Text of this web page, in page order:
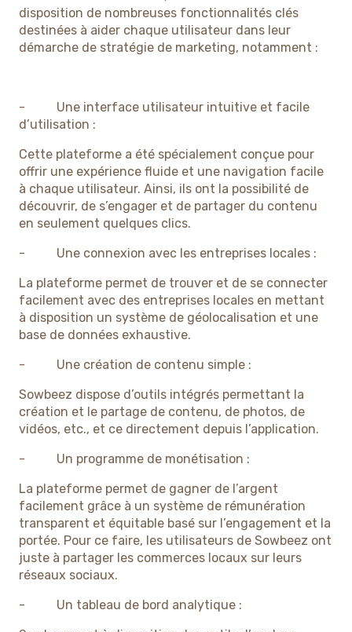
disposition de nombreuses fonctionnalités clés
destinées à aider chaque utilisateur dans leur
démarche de stratégie de marketing, notamment :
- Une interface utilisateur intuitive et facile
d’utilisation :
Cette plateforme a été spécialement conçue pour
offrir une expérience fluide et une navigation facile
à chaque utilisateur. Ainsi, ils ont la possibilité de
découvrir, de s’engager et de partager du contenu
en seulement quelques clics.
- Une connexion avec les entreprises locales :
La plateforme permet de trouver et de se connecter
facilement avec des entreprises locales en mettant
à disposition un système de géolocalisation et une
base de données exhaustive.
- Une création de contenu simple :
Sowbeez dispose d’outils intégrés permettant la
création et le partage de contenu, de photos, de
vidéos, etc., et ce directement depuis l’application.
- Un programme de monétisation :
La plateforme permet de gagner de l’argent
facilement grâce à un système de rémunération
transparent et équitable basé sur l’engagement et la
portée. Pour ce faire, les utilisateurs de Sowbeez ont
juste à partager les commerces locaux sur leurs
réseaux sociaux.
- Un tableau de bord analytique :